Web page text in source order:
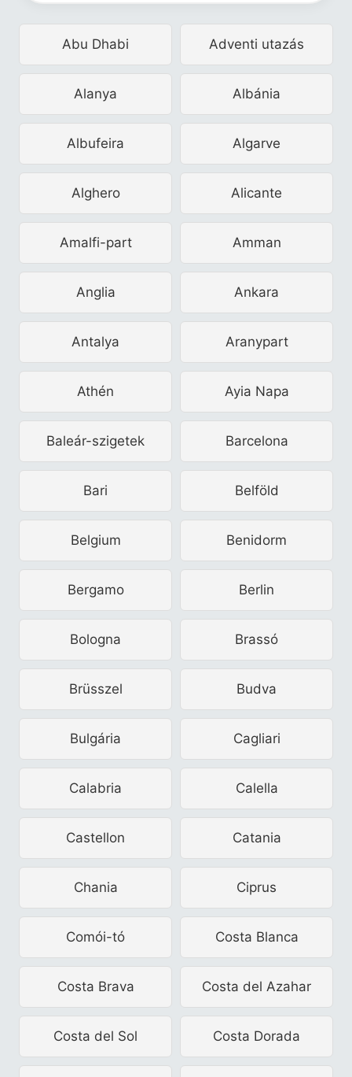
Abu Dhabi Adventi utazás
Alanya Albánia
Albufeira Algarve
Alghero Alicante
Amalfi-part Amman
Anglia Ankara
Antalya Aranypart
Athén Ayia Napa
Baleár-szigetek Barcelona
Bari Belföld
Belgium Benidorm
Bergamo Berlin
Bologna Brassó
Brüsszel Budva
Bulgária Cagliari
Calabria Calella
Castellon Catania
Chania Ciprus
Comói-tó Costa Blanca
Costa Brava Costa del Azahar
Costa del Sol Costa Dorada